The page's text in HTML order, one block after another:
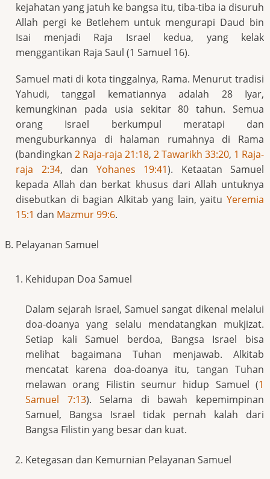
kejahatan yang jatuh ke bangsa itu, tiba-tiba ia disuruh
Allah pergi ke Betlehem untuk mengurapi Daud bin
Isai menjadi Raja Israel kedua, yang kelak
menggantikan Raja Saul (1 Samuel 16).
Samuel mati di kota tinggalnya, Rama. Menurut tradisi
Yahudi, tanggal kematiannya adalah 28 Iyar,
kemungkinan pada usia sekitar 80 tahun. Semua
orang Israel berkumpul meratapi dan
menguburkannya di halaman rumahnya di Rama
(bandingkan 2 Raja-raja 21:18, 2 Tawarikh 33:20, 1 Raja-
raja 2:34, dan Yohanes 19:41). Ketaatan Samuel
kepada Allah dan berkat khusus dari Allah untuknya
disebutkan di bagian Alkitab yang lain, yaitu Yeremia
15:1 dan Mazmur 99:6.
Pelayanan Samuel
Kehidupan Doa Samuel
Dalam sejarah Israel, Samuel sangat dikenal melalui
doa-doanya yang selalu mendatangkan mukjizat.
Setiap kali Samuel berdoa, Bangsa Israel bisa
melihat bagaimana Tuhan menjawab. Alkitab
mencatat karena doa-doanya itu, tangan Tuhan
melawan orang Filistin seumur hidup Samuel (1
Samuel 7:13). Selama di bawah kepemimpinan
Samuel, Bangsa Israel tidak pernah kalah dari
Bangsa Filistin yang besar dan kuat.
Ketegasan dan Kemurnian Pelayanan Samuel